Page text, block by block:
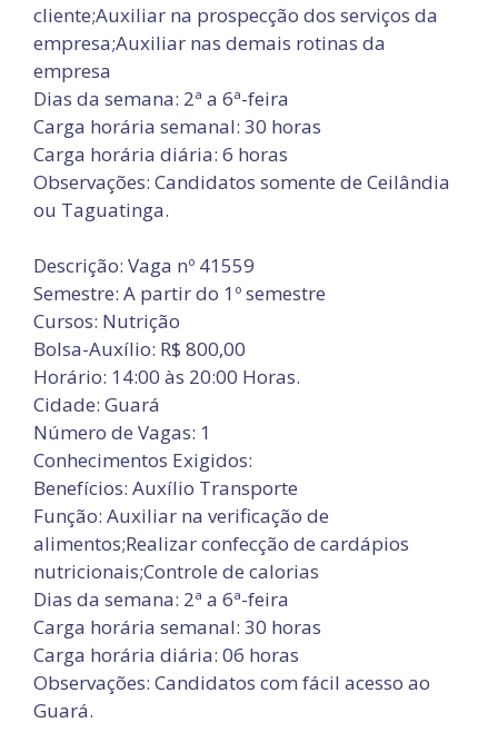
cliente;Auxiliar na prospecção dos serviços da
empresa;Auxiliar nas demais rotinas da
empresa
Dias da semana: 2ª a 6ª-feira
Carga horária semanal: 30 horas
Carga horária diária: 6 horas
Observações: Candidatos somente de Ceilândia
ou Taguatinga.
Descrição: Vaga nº 41559
Semestre: A partir do 1º semestre
Cursos: Nutrição
Bolsa-Auxílio: R$ 800,00
Horário: 14:00 às 20:00 Horas.
Cidade: Guará
Número de Vagas: 1
Conhecimentos Exigidos:
Benefícios: Auxílio Transporte
Função: Auxiliar na verificação de
alimentos;Realizar confecção de cardápios
nutricionais;Controle de calorias
Dias da semana: 2ª a 6ª-feira
Carga horária semanal: 30 horas
Carga horária diária: 06 horas
Observações: Candidatos com fácil acesso ao
Guará.